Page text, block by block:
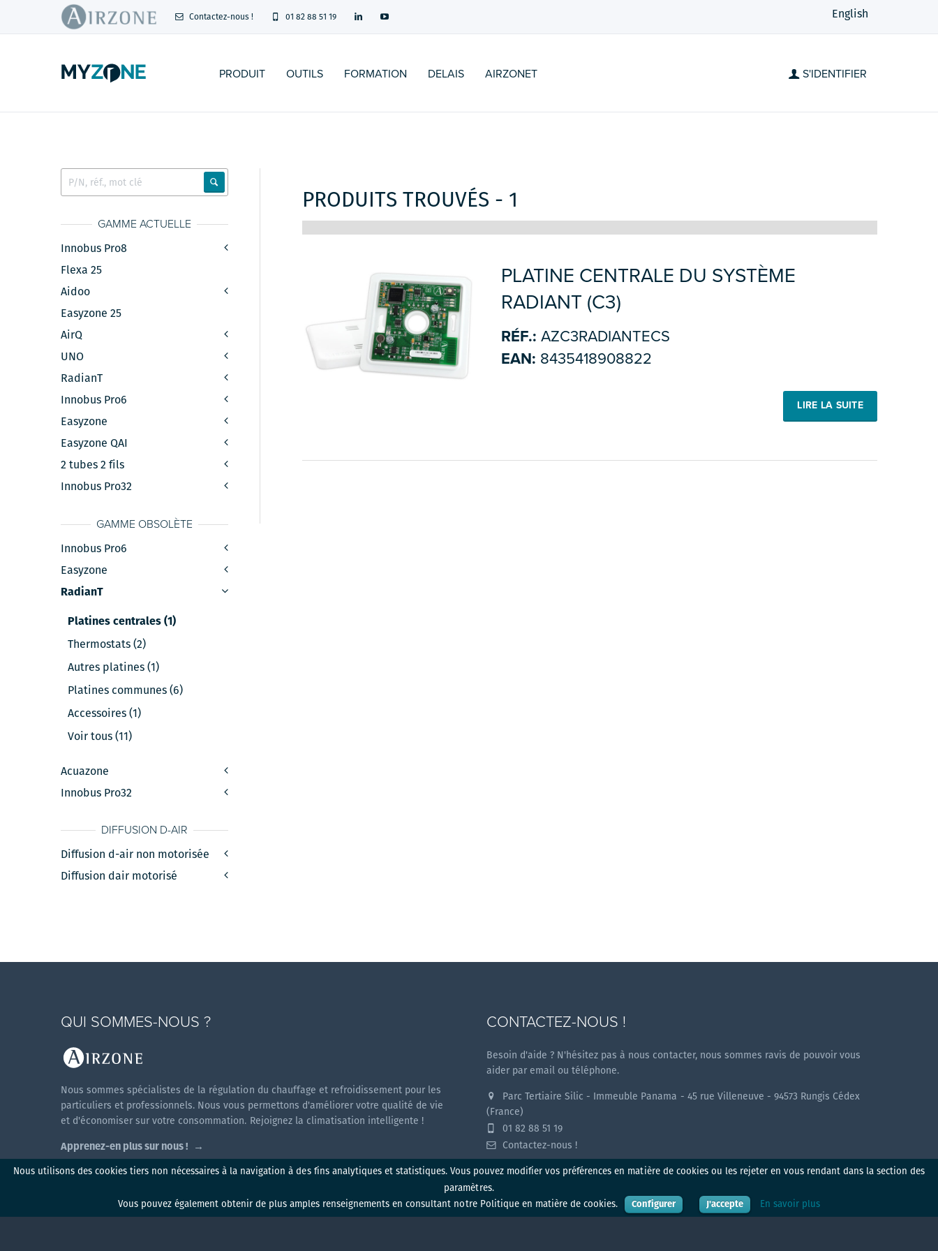
Nous utilisons des cookies tiers non nécessaires à la navigation à des fins analytiques et statistiques. Vous pouvez modifier vos préférences en matière de cookies ou les rejeter en vous rendant dans la section des
paramètres.
Vous pouvez également obtenir de plus amples renseignements en consultant notre Politique en matière de cookies.
Configurer J'accepte En savoir plus
Contactez-nous ! 01 82 88 51 19 English
PRODUIT OUTILS FORMATION DELAIS AIRZONET S'IDENTIFIER
PRODUITS TROUVÉS - 1
PLATINE CENTRALE DU SYSTÈME
RADIANT (C3)
RÉF.: AZC3RADIANTECS
EAN: 8435418908822
LIRE LA SUITE
GAMME ACTUELLE
Innobus Pro8
Flexa 25
Aidoo
Easyzone 25
AirQ
UNO
RadianT
Innobus Pro6
Easyzone
Easyzone QAI
2 tubes 2 fils
Innobus Pro32
GAMME OBSOLÈTE
Innobus Pro6
Easyzone
RadianT
Platines centrales (1)
Thermostats (2)
Autres platines (1)
Platines communes (6)
Accessoires (1)
Voir tous (11)
Acuazone
Innobus Pro32
DIFFUSION D-AIR
Diffusion d-air non motorisée
Diffusion dair motorisé
QUI SOMMES-NOUS ?
Nous sommes spécialistes de la régulation du chauffage et refroidissement pour les
particuliers et professionnels. Nous vous permettons d'améliorer votre qualité de vie
et d'économiser sur votre consommation. Rejoignez la climatisation intelligente !
Apprenez-en plus sur nous !
CONTACTEZ-NOUS !
Besoin d'aide ? N'hésitez pas à nous contacter, nous sommes ravis de pouvoir vous
aider par email ou téléphone.
Parc Tertiaire Silic - Immeuble Panama - 45 rue Villeneuve - 94573 Rungis Cédex
(France)
01 82 88 51 19
Contactez-nous !